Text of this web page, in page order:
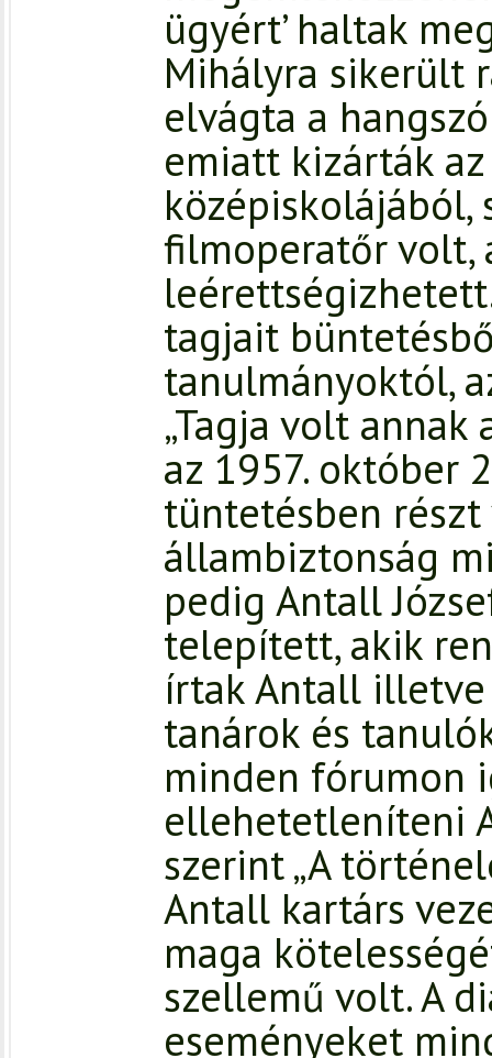
ügyért’ haltak
Mihályra sikerült
elvágta a
emiatt kizárták
középiskolájából,
filmoperatőr volt,
tagjait
tanulmányoktól,
„Tagja volt
az 1957. október
tüntetésben részt
állambiztonság
pedig Antall
telepített, akik
írtak Antall
tanárok és
minden fórumon
ellehetetleníteni
szerint „A
Antall kartárs
maga
szellemű volt. A
eseményeket